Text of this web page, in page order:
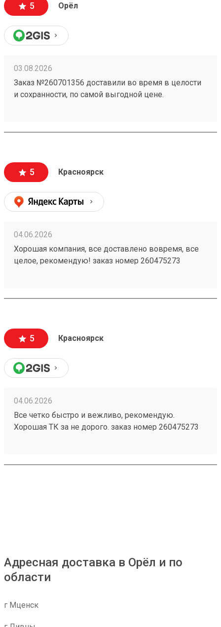
5 Орёл
03.08.2026
Заказ №260701356 доставили во время в целости
и сохранности, по самой выгодной цене.
5 Красноярск
04.06.2026
Хорошая компания, все доставлено вовремя, все
целое, рекомендую! заказ номер 260475273
5 Красноярск
04.06.2026
Все четко быстро и вежливо, рекомендую.
Хорошая ТК за не дорого. заказ номер 260475273
Адресная доставка в Орёл и по
области
г Мценск